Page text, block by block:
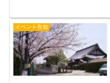
イベント告知